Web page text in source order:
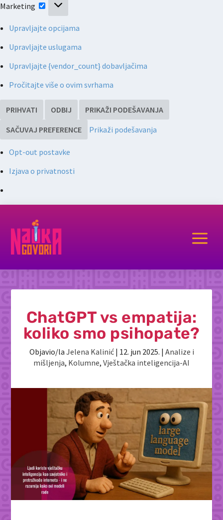
Marketing
Upravljajte opcijama
Upravljajte uslugama
Upravljajte {vendor_count} dobavljačima
Pročitajte više o ovim svrhama
PRIHVATI ODBIJ
PRIKAŽI PODEŠAVANJA
SAČUVAJ PREFERENCE
Prikaži podešavanja
Opt-out postavke
Izjava o privatnosti
a
ChatGPT vs empatija:
koliko smo psihopate?
Objavio/la Jelena Kalinić| 12. jun 2025. | Analize i
mišljenja, Kolumne, Vještačka inteligencija-AI